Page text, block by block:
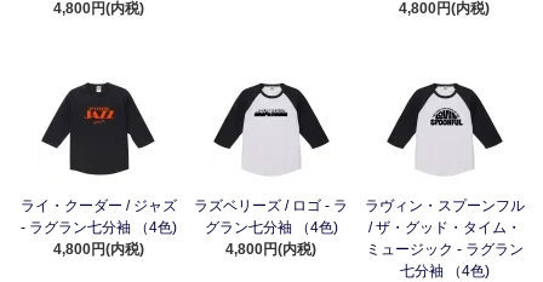
4,800円(内税) 4,800円(内税)
ライ・クーダー / ジャズ
- ラグラン七分袖 （4色)
4,800円(内税)
ラズベリーズ / ロゴ - ラ
グラン七分袖 （4色)
4,800円(内税)
ラヴィン・スプーンフル
/ ザ・グッド・タイム・
ミュージック - ラグラン
七分袖 （4色)